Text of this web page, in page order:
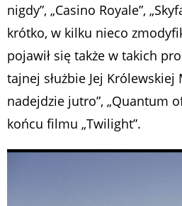
nigdy”, „Casino Royale”,
krótko, w kilku nieco
pojawił się także w takich
tajnej służbie Jej Królewskiej
nadejdzie jutro”, „Quantum
końcu filmu „Twilight”.